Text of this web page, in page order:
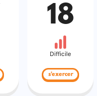
18
Difficile
s'exercer